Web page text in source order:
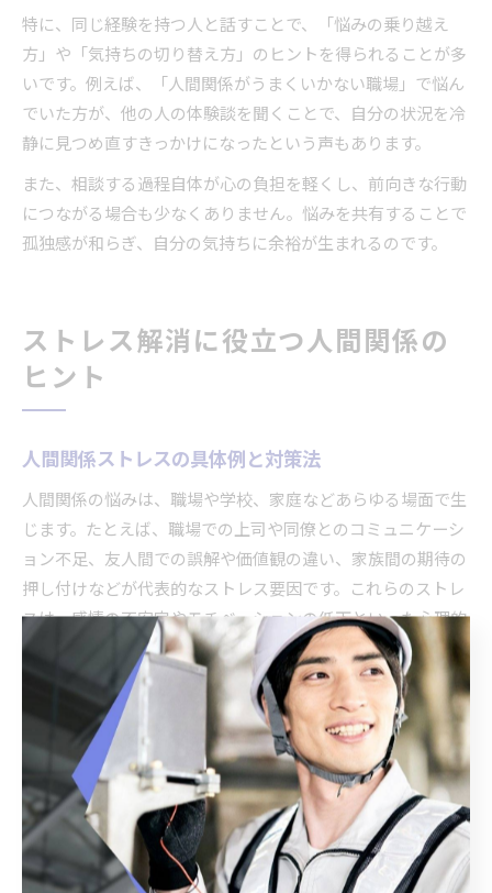
特に、同じ経験を持つ人と話すことで、「悩みの乗り越え
方」や「気持ちの切り替え方」のヒントを得られることが多
いです。例えば、「人間関係がうまくいかない職場」で悩ん
でいた方が、他の人の体験談を聞くことで、自分の状況を冷
静に見つめ直すきっかけになったという声もあります。
また、相談する過程自体が心の負担を軽くし、前向きな行動
につながる場合も少なくありません。悩みを共有することで
孤独感が和らぎ、自分の気持ちに余裕が生まれるのです。
ストレス解消に役立つ人間関係の
ヒント
人間関係ストレスの具体例と対策法
人間関係の悩みは、職場や学校、家庭などあらゆる場面で生
じます。たとえば、職場での上司や同僚とのコミュニケーシ
ョン不足、友人間での誤解や価値観の違い、家族間の期待の
押し付けなどが代表的なストレス要因です。これらのストレ
スは、感情の不安定やモチベーションの低下といった心理的
影響をもたらし、日常生活に悪影響を及ぼします。
対策法としては、まず「相手の立場を理解する」ことが重要
です。相手の意図や背景を知ることで、過度な思い込みや誤
解を減らすことができます。さらに、ストレスを感じたとき
は、信頼できる人に相談したり、距離を置くことで感情を整
理するのも有効です。具体的には、定期的なコミュニケーシ
ョンの見直しや、相手への期待値を調整することが現実的な
アプローチとなります。